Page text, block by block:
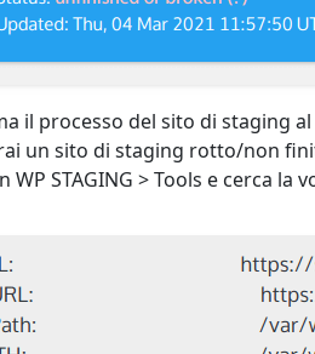
il processo del sito di staging
un sito di staging rotto/non
WP STAGING > Tools e cerca la